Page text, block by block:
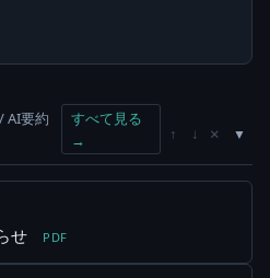
AI要約
すべて見る
→
↑ ↓ ×
せ PDF